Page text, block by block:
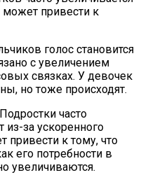
может привести к
голос становится
с увеличением
связках. У девочек
но тоже происходят.
Подростки часто
за ускоренного
привести к тому, что
его потребности в
увеличиваются.